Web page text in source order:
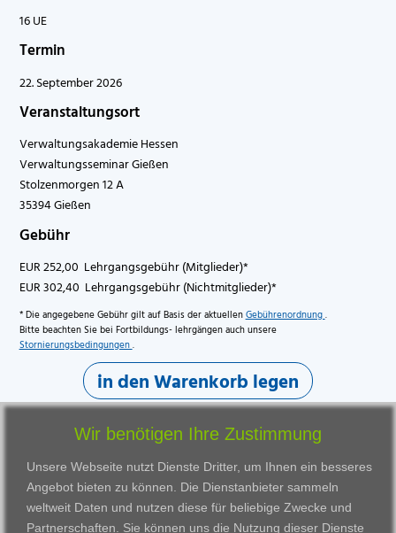
16 UE
Termin
22. September 2026
Veranstaltungsort
Verwaltungsakademie Hessen
Verwaltungsseminar Gießen
Stolzenmorgen 12 A
35394 Gießen
Gebühr
EUR 252,00 Lehrgangsgebühr (Mitglieder)*
EUR 302,40 Lehrgangsgebühr (Nichtmitglieder)*
* Die angegebene Gebühr gilt auf Basis der aktuellenGebührenordnung.
Bitte beachten Sie bei Fortbildungs- lehrgängen auch unsere
Stornierungsbedingungen.
in den Warenkorb legen
Wir benötigen Ihre Zustimmung
Unsere Webseite nutzt Dienste Dritter, um Ihnen ein besseres
Angebot bieten zu können. Die Dienstanbieter sammeln
weltweit Daten und nutzen diese für beliebige Zwecke und
Partnerschaften. Sie können uns die Nutzung dieser Dienste